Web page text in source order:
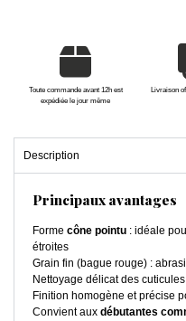
Toute commande avant 12h est
expédiée le jour même
Livraison
Description
Principaux avantages
Forme cône pointu : idéale
étroites
Grain fin (bague rouge) :
Nettoyage délicat des
Finition homogène et précise
Convient aux débutantes